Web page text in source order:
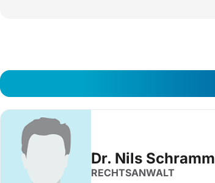
Dr. Nils Schramm
RECHTSANWALT